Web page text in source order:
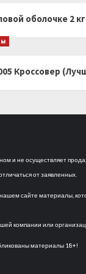
оболочке 2
005 Кроссовер
и не осуществляет
от заявленных.
сайте материалы,
компании или
материалы 18+!